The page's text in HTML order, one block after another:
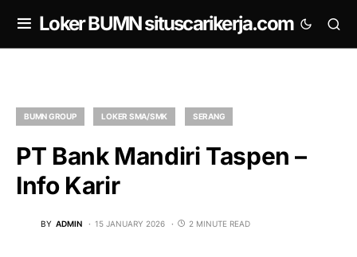
Loker BUMN situscarikerja.com
BUMN GROUP LOKER SMA/SMK SERANG
PT Bank Mandiri Taspen –
Info Karir
BY ADMIN 15 JANUARY 2026 2 MINUTE READ